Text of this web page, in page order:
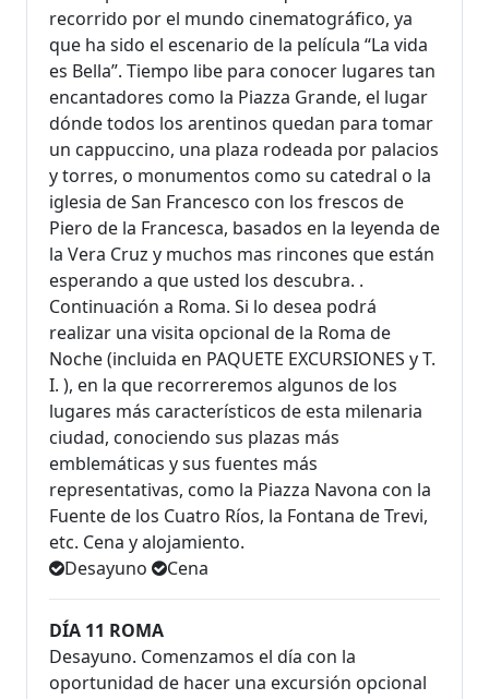
recorrido por el mundo cinematográfico, ya
que ha sido el escenario de la película “La vida
es Bella”. Tiempo libe para conocer lugares tan
encantadores como la Piazza Grande, el lugar
dónde todos los arentinos quedan para tomar
un cappuccino, una plaza rodeada por palacios
y torres, o monumentos como su catedral o la
iglesia de San Francesco con los frescos de
Piero de la Francesca, basados en la leyenda de
la Vera Cruz y muchos mas rincones que están
esperando a que usted los descubra. .
Continuación a Roma. Si lo desea podrá
realizar una visita opcional de la Roma de
Noche (incluida en PAQUETE EXCURSIONES y T.
I. ), en la que recorreremos algunos de los
lugares más característicos de esta milenaria
ciudad, conociendo sus plazas más
emblemáticas y sus fuentes más
representativas, como la Piazza Navona con la
Fuente de los Cuatro Ríos, la Fontana de Trevi,
etc. Cena y alojamiento.
Desayuno
Cena
DÍA 11 ROMA
Desayuno. Comenzamos el día con la
oportunidad de hacer una excursión opcional